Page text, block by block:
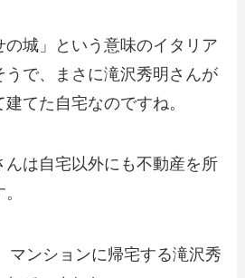
の城」という意味のイタリア
うで、まさに滝沢秀明さんが
てた自宅なのですね。
んは自宅以外にも不動産を所
マンションに帰宅する滝沢秀